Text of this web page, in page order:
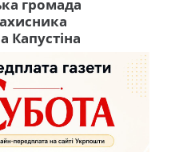
громада
Капустіна